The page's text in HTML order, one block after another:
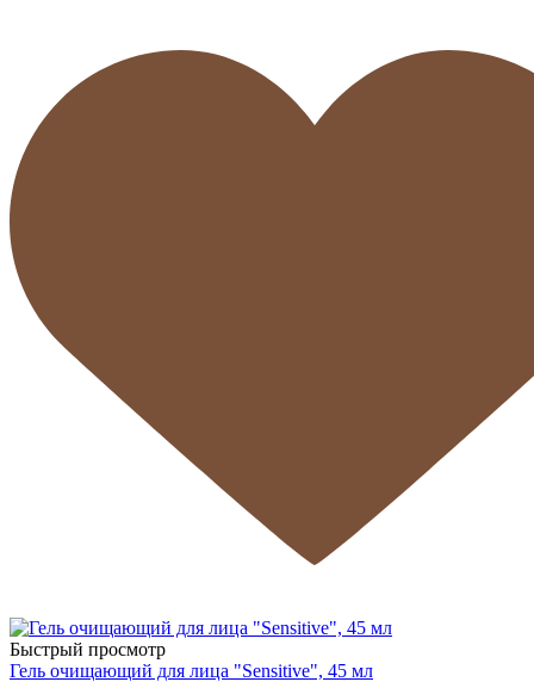
Быстрый просмотр
Гель очищающий для лица "Sensitive", 45 мл